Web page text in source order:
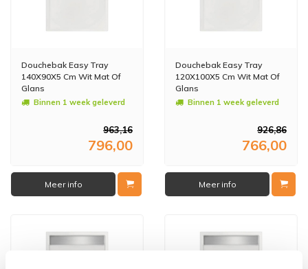
Douchebak Easy Tray
140X90X5 Cm Wit Mat Of
Glans
Binnen 1 week geleverd
963,16
796,00
Meer info
Douchebak Easy Tray
120X100X5 Cm Wit Mat Of
Glans
Binnen 1 week geleverd
926,86
766,00
Meer info